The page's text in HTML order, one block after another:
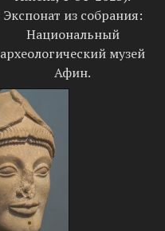
Экспонат из собрания:
Национальный
археологический музей
Афин.